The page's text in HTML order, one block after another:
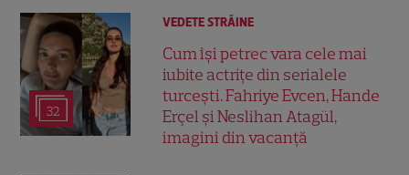
32
VEDETE STRĂINE
Cum își petrec vara cele mai
iubite actrițe din serialele
turcești. Fahriye Evcen, Hande
Erçel și Neslihan Atagül,
imagini din vacanță